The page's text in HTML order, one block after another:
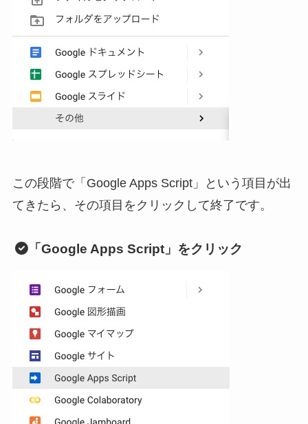
この段階で「Google Apps Script」という項目が出
てきたら、その項目をクリックして終了です。
「Google Apps Script」をクリック